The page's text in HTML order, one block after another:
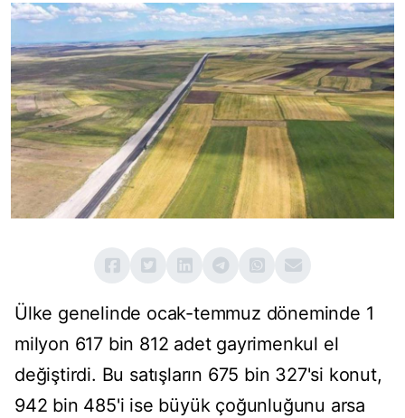
Ülke genelinde ocak-temmuz döneminde 1
milyon 617 bin 812 adet gayrimenkul el
değiştirdi. Bu satışların 675 bin 327'si konut,
942 bin 485'i ise büyük çoğunluğunu arsa